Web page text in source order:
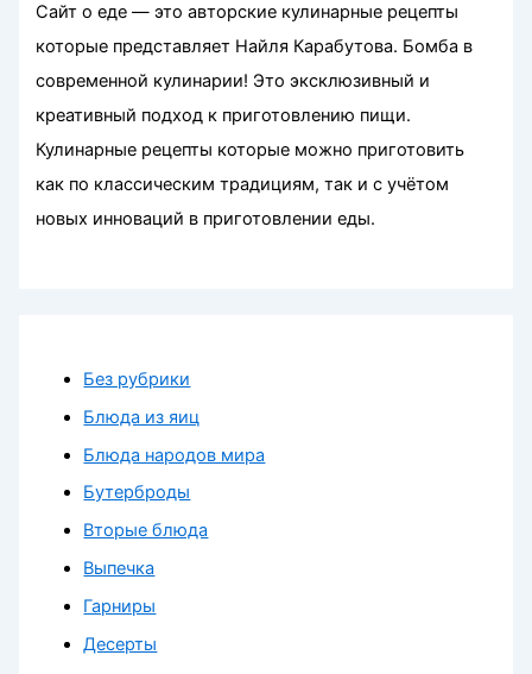
Сайт о еде — это авторские кулинарные рецепты
которые представляет Найля Карабутова. Бомба в
современной кулинарии! Это эксклюзивный и
креативный подход к приготовлению пищи.
Кулинарные рецепты которые можно приготовить
как по классическим традициям, так и с учётом
новых инноваций в приготовлении еды.
Без рубрики
Блюда из яиц
Блюда народов мира
Бутерброды
Вторые блюда
Выпечка
Гарниры
Десерты